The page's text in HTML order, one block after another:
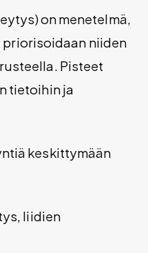
on menetelmä,
niiden
Pisteet
tietoihin ja
keskittymään
liidien